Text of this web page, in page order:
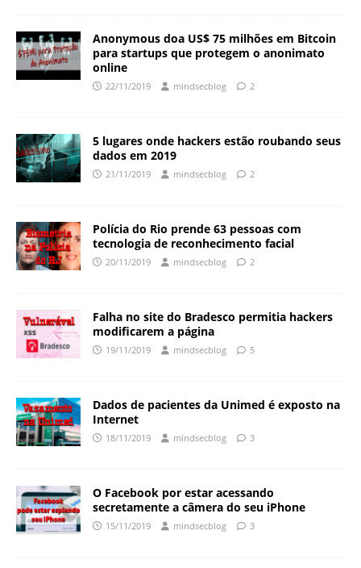
Anonymous doa US$ 75 milhões em Bitcoin
para startups que protegem o anonimato
online
22/11/2019 mindsecblog 2
5 lugares onde hackers estão roubando seus
dados em 2019
21/11/2019 mindsecblog 2
Polícia do Rio prende 63 pessoas com
tecnologia de reconhecimento facial
20/11/2019 mindsecblog 2
Falha no site do Bradesco permitia hackers
modificarem a página
19/11/2019 mindsecblog 5
Dados de pacientes da Unimed é exposto na
Internet
18/11/2019 mindsecblog 3
O Facebook por estar acessando
secretamente a câmera do seu iPhone
15/11/2019 mindsecblog 3